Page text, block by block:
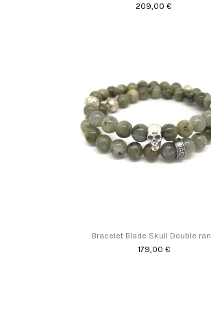
209,00 €
Bracelet Blade Skull Double
179,00 €